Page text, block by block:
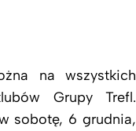
na wszystkich
Grupy Trefl.
sobotę, 6 grudnia,